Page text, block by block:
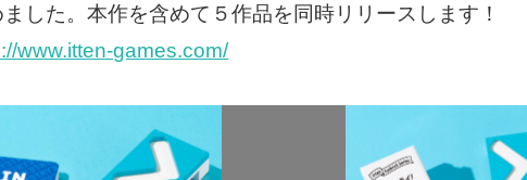
した。本作を含めて５作品を同時リリースします！
www.itten-games.com/